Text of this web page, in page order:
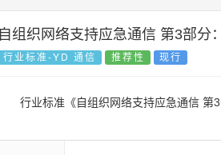
自组织网络支持应急通信 第3部分
行业标准-YD 通信 推荐性 现行
行业标准《自组织网络支持应急通信 第